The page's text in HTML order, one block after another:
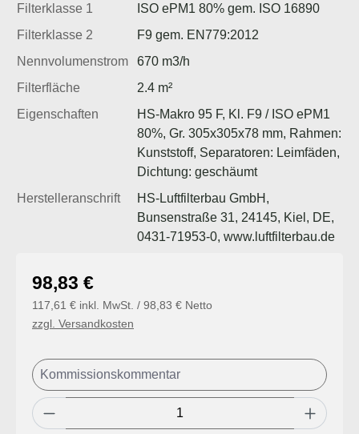
Filterklasse 1
ISO ePM1 80% gem. ISO 16890
Filterklasse 2
F9 gem. EN779:2012
Nennvolumenstrom
670 m3/h
Filterfläche
2.4 m²
Eigenschaften
HS-Makro 95 F, Kl. F9 / ISO ePM1
80%, Gr. 305x305x78 mm, Rahmen:
Kunststoff, Separatoren: Leimfäden,
Dichtung: geschäumt
Herstelleranschrift
HS-Luftfilterbau GmbH,
Bunsenstraße 31, 24145, Kiel, DE,
0431-71953-0, www.luftfilterbau.de
Regulärer Preis:
98,83 €
117,61 € inkl. MwSt. / 98,83 € Netto
zzgl. Versandkosten
Produkt Anzahl: Gib den gewünschten